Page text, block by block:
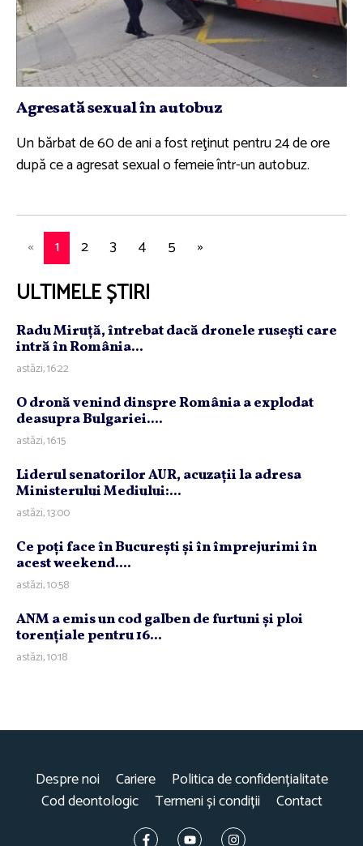
Agresată sexual în autobuz
Un bărbat de 60 de ani a fost reţinut pentru 24 de ore
după ce a agresat sexual o femeie într-un autobuz.
« 1 2 3 4 5 »
ULTIMELE ȘTIRI
Radu Miruţă, întrebat dacă dronele ruseşti care
intră în România...
astăzi, 16:22
O dronă venind dinspre România a explodat
deasupra Bulgariei....
astăzi, 16:15
Liderul senatorilor AUR, acuzaţii la adresa
Ministerului Mediului:...
astăzi, 13:00
Ce poţi face în Bucureşti şi în împrejurimi în
acest weekend....
astăzi, 10:58
ANM a emis un cod galben de furtuni şi ploi
torenţiale pentru 16...
astăzi, 10:18
Despre noi Cariere
Politica de confidențialitate
Cod deontologic
Termeni și condiții Contact